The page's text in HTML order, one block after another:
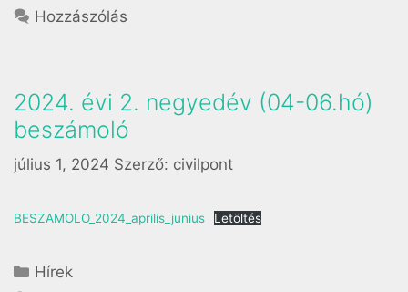
Hozzászólás
2024. évi 2. negyedév (04-06.hó)
beszámoló
július 1, 2024 Szerző: civilpont
BESZAMOLO_2024_aprilis_junius Letöltés
Hírek